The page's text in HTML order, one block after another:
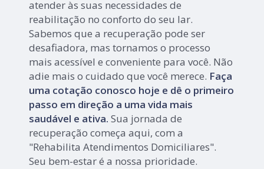
atender às suas necessidades de
reabilitação no conforto do seu lar.
Sabemos que a recuperação pode ser
desafiadora, mas tornamos o processo
mais acessível e conveniente para você. Não
adie mais o cuidado que você merece. Faça
uma cotação conosco hoje e dê o primeiro
passo em direção a uma vida mais
saudável e ativa. Sua jornada de
recuperação começa aqui, com a
"Rehabilita Atendimentos Domiciliares".
Seu bem-estar é a nossa prioridade.